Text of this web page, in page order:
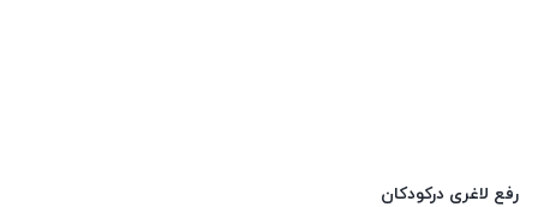
رفع لاغری درکودکان